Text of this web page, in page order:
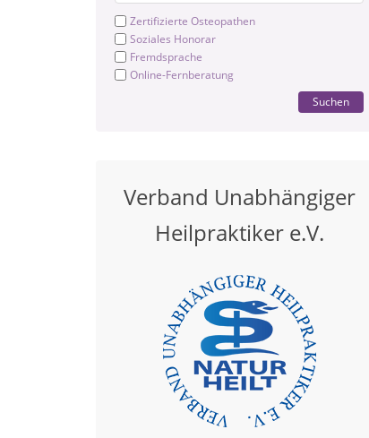
Zertifizierte Osteopathen
Soziales Honorar
Fremdsprache
Online-Fernberatung
Suchen
Verband Unabhängiger
Heilpraktiker e.V.